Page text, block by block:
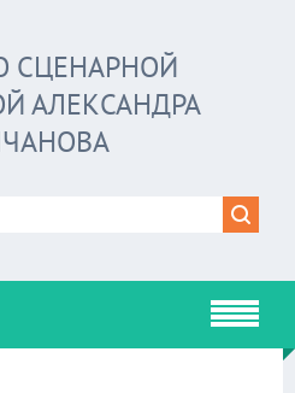
СЦЕНАРНОЙ
АЛЕКСАНДРА